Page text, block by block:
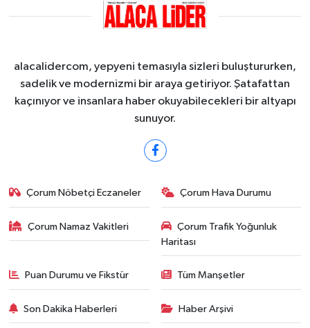
alacalidercom, yepyeni temasıyla sizleri buluştururken,
sadelik ve modernizmi bir araya getiriyor. Şatafattan
kaçınıyor ve insanlara haber okuyabilecekleri bir altyapı
sunuyor.
Çorum Nöbetçi Eczaneler Çorum Hava Durumu
Çorum Namaz Vakitleri
Çorum Trafik Yoğunluk
Haritası
Puan Durumu ve Fikstür Tüm Manşetler
Son Dakika Haberleri Haber Arşivi